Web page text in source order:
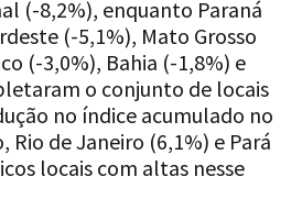
(-8,2%), enquanto Paraná
(-5,1%), Mato Grosso
(-3,0%), Bahia (-1,8%) e
o conjunto de locais
no índice acumulado no
Rio de Janeiro (6,1%) e Pará
locais com altas nesse